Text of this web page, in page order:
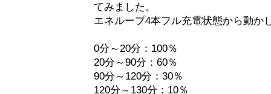
てみました。
エネループ4本フル充電状態から動か
0分～20分：100％
20分～90分：60％
90分～120分：30％
120分～130分：10％